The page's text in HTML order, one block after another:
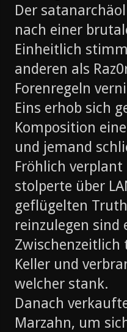
Der
nach einer
Einheitlich
anderen als
Forenregeln
Eins erhob sich
Komposition
und jemand
Fröhlich
stolperte über
geflügelten
reinzulegen sind
Zwischenzeitlich
Keller und
welcher stank.
Danach
Marzahn, um